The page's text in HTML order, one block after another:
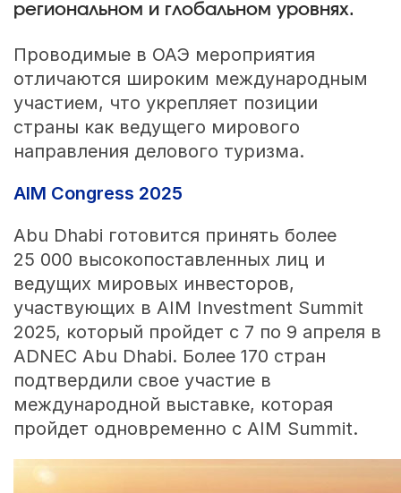
региональном и глобальном уровнях.
Проводимые в ОАЭ мероприятия
отличаются широким международным
участием, что укрепляет позиции
страны как ведущего мирового
направления делового туризма.
AIM Congress 2025
Abu Dhabi готовится принять более
25 000 высокопоставленных лиц и
ведущих мировых инвесторов,
участвующих в AIM Investment Summit
2025, который пройдет с 7 по 9 апреля в
ADNEC Abu Dhabi. Более 170 стран
подтвердили свое участие в
международной выставке, которая
пройдет одновременно с AIM Summit.